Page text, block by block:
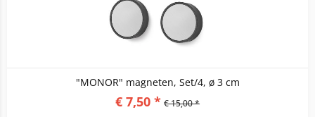
"MONOR" magneten, Set/4, ø 3 cm
€ 7,50 * € 15,00 *